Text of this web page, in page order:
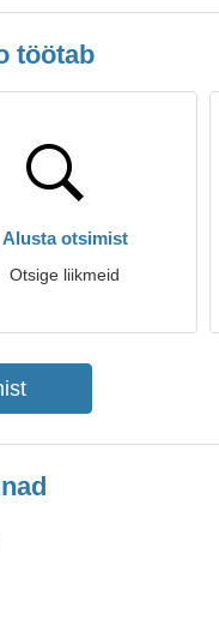
töötab
Alusta otsimist
Otsige liikmeid